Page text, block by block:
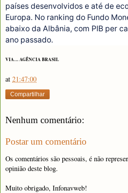
países desenvolvidos e até de
Europa. No ranking do Fundo
abaixo da Albânia, com PIB per
ano passado.
VIA… AGÊNCIA BRASIL
at 21:47:00
Compartilhar
Nenhum comentário:
Postar um comentário
Os comentários são pessoais, é não
opinião deste blog.
Muito obrigado, Infonavweb!